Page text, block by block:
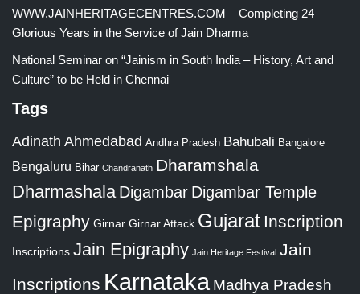
WWW.JAINHERITAGECENTRES.COM – Completing 24
Glorious Years in the Service of Jain Dharma
National Seminar on “Jainism in South India – History, Art and
Culture” to be Held in Chennai
Tags
Adinath Ahmedabad Andhra Pradesh Bahubali Bangalore
Bengaluru Bihar Chandranath Dharamshala
Dharmashala Digambar Digambar Temple
Epigraphy Girnar Girnar Attack Gujarat Inscription
Inscriptions Jain Epigraphy Jain Heritage Festival Jain
Inscriptions Karnataka Madhya Pradesh